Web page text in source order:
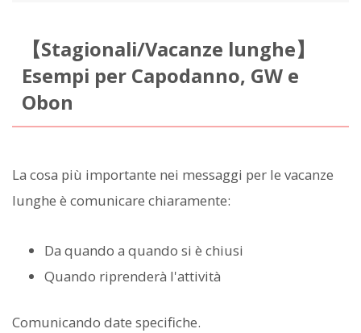
【Stagionali/Vacanze lunghe】
Esempi per Capodanno, GW e
Obon
La cosa più importante nei messaggi per le vacanze
lunghe è comunicare chiaramente:
Da quando a quando si è chiusi
Quando riprenderà l'attività
Comunicando date specifiche.